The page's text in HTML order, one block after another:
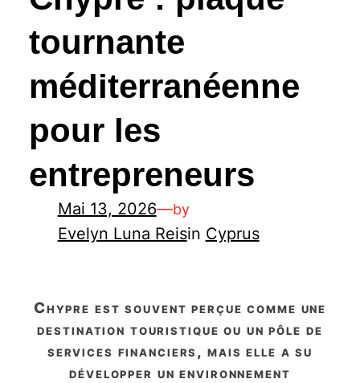
tournante
méditerranéenne
pour les
entrepreneurs
Mai 13, 2026—by
Evelyn Luna Reisin Cyprus
chypre est souvent perçue comme une
destination touristique ou un pôle de
services financiers, mais elle a su
développer un environnement